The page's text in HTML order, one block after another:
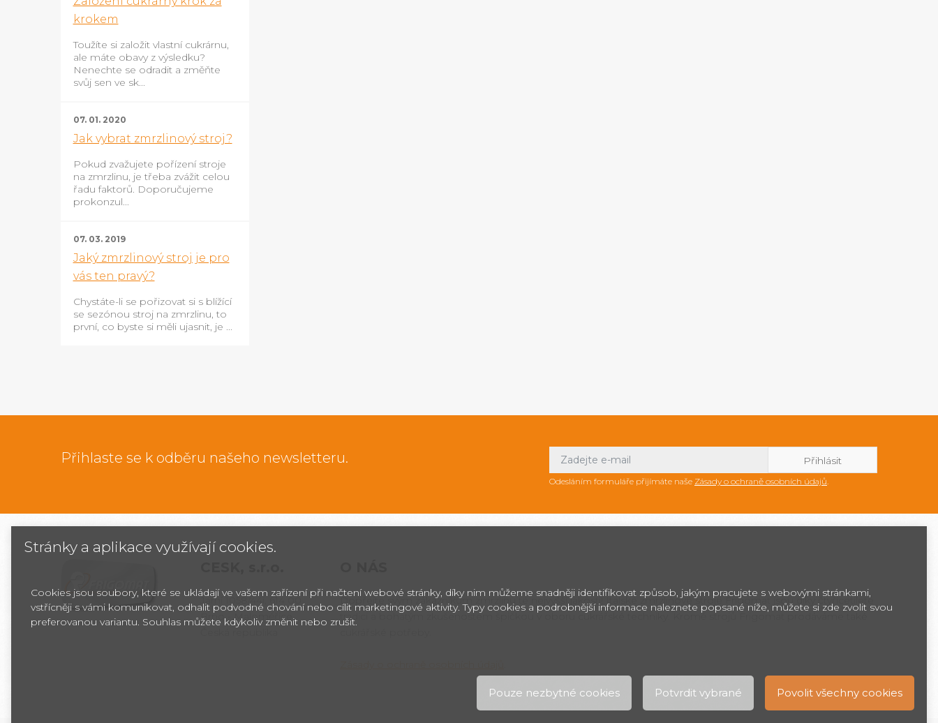
krokem
Toužíte si založit vlastní cukrárnu,
ale máte obavy z výsledku?
Nenechte se odradit a změňte
svůj sen ve sk...
07. 01. 2020
Jak vybrat zmrzlinový stroj?
Pokud zvažujete pořízení stroje
na zmrzlinu, je třeba zvážit celou
řadu faktorů. Doporučujeme
prokonzul...
07. 03. 2019
Jaký zmrzlinový stroj je pro
vás ten pravý?
Chystáte-li se pořizovat si s blížící
se sezónou stroj na zmrzlinu, to
první, co byste si měli ujasnit, je ...
Přihlaste se k odběru našeho newsletteru.
Odesláním formuláře přijímáte naše Zásady o ochraně osobních údajů
Jarní 1058/44i, 614 00
Brno - Maloměřice
Dopřejte svým zákazníkům zmrzlinu té nejvyšší jakosti! Italské zmrzlinové stroje Frigomat jsou díky čtyřicetileté
tradici a bohatým zkušenostem špičkou v oboru cukrářské techniky. Kromě strojů Frigomat prodáváme také
Stránky a aplikace využívají cookies.
Cookies jsou soubory, které se ukládají ve vašem zařízení při načtení webové stránky, díky nim můžeme snadněji identifikovat způsob, jakým pracujete s webovými stránkami,
vstřícněji s vámi komunikovat, odhalit podvodné chování nebo cílit marketingové aktivity. Typy cookies a podrobnější informace naleznete popsané níže, můžete si zde zvolit svou
preferovanou variantu. Souhlas můžete kdykoliv změnit nebo zrušit.
Pouze nezbytné cookies Potvrdit vybrané Povolit všechny cookies